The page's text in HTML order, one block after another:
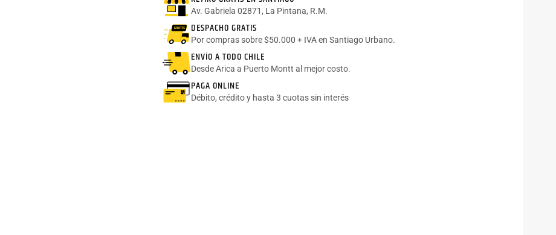
Av. Gabriela 02871, La Pintana, R.M.
DESPACHO GRATIS
Por compras sobre $50.000 + IVA en Santiago Urbano.
ENVÍO A TODO CHILE
Desde Arica a Puerto Montt al mejor costo.
PAGA ONLINE
Débito, crédito y hasta 3 cuotas sin interés